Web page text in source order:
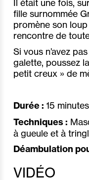
Il était une fois,
fille surnommée
promène son
rencontre de
Si vous n’avez
galette, poussez
petit creux » de
Durée : 15 minutes
Techniques :
à gueule et à
Déambulation
VIDÉO